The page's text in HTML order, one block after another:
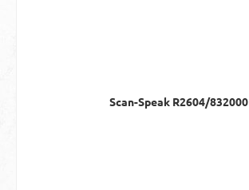
Scan-Speak R2604/832000